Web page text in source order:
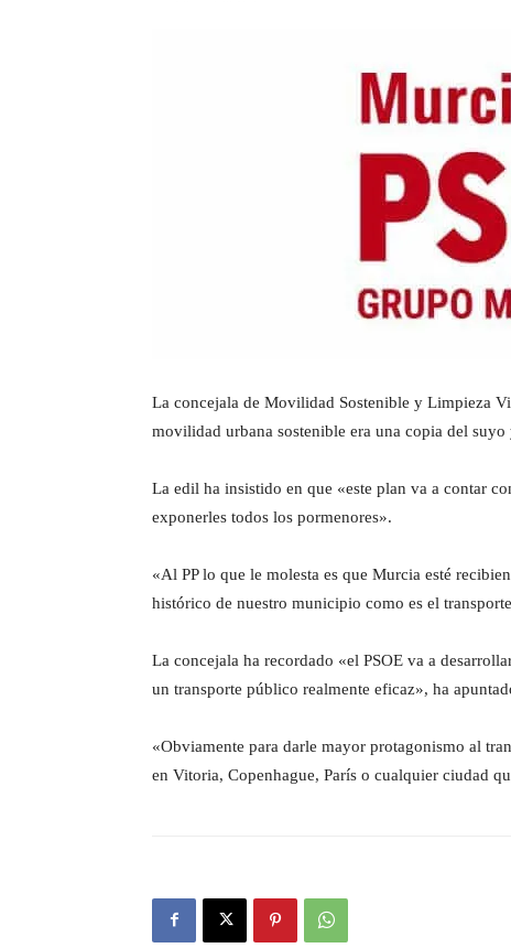
La concejala de Movilidad Sostenible y Limpieza
movilidad urbana sostenible era una copia del
La edil ha insistido en que «este plan va a contar
exponerles todos los pormenores».
«Al PP lo que le molesta es que Murcia esté
histórico de nuestro municipio como es el
La concejala ha recordado «el PSOE va a
un transporte público realmente eficaz», ha
«Obviamente para darle mayor protagonismo al
en Vitoria, Copenhague, París o cualquier ciudad